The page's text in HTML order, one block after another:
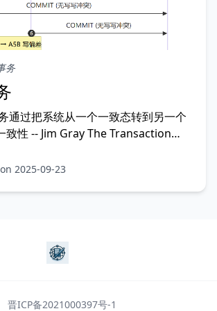
务
通过把系统从一个一致态转到另一个
致性 -- Jim Gray The Transaction
2025-09-23
晋ICP备2021000397号-1